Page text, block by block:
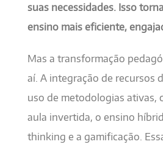
suas necessidades. Isso
ensino mais eficiente,
Mas a transformação
aí. A integração de recursos
uso de metodologias ativas,
aula invertida, o ensino
thinking e a gamificação.